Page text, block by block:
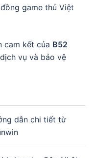
game thủ Việt
cam kết của B52
vụ và bảo vệ
dẫn chi tiết từ